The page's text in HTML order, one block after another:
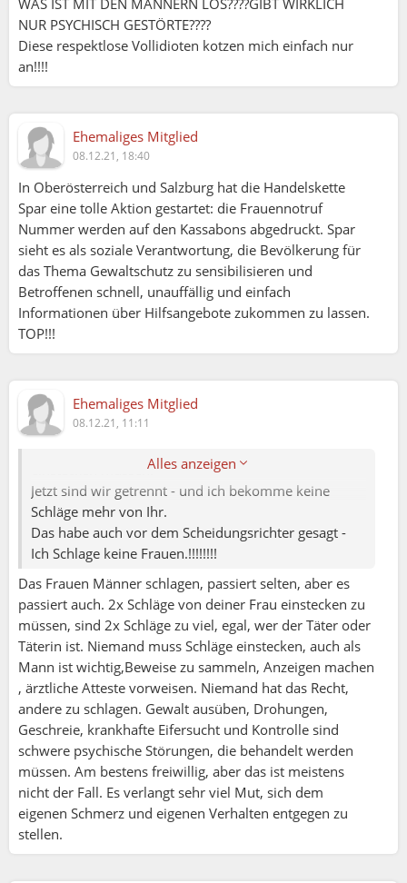
WAS IST MIT DEN MÂNNERN LOS????GIBT WIRKLICH
NUR PSYCHISCH GESTÖRTE????
Diese respektlose Vollidioten kotzen mich einfach nur
an!!!!
Ehemaliges Mitglied
08.12.21, 18:40
In Oberösterreich und Salzburg hat die Handelskette
Spar eine tolle Aktion gestartet: die Frauennotruf
Nummer werden auf den Kassabons abgedruckt. Spar
sieht es als soziale Verantwortung, die Bevölkerung für
das Thema Gewaltschutz zu sensibilisieren und
Betroffenen schnell, unauffällig und einfach
Informationen über Hilfsangebote zukommen zu lassen.
TOP!!!
Ehemaliges Mitglied
08.12.21, 11:11
Alles anzeigen
Herbert Paddler (07.12.2021 19:30):
wenn Frauen - Männer schlagen.
Kann zwar einige Kampfsport Arten - Beschütze
Frauen im Urlaub im Ausland.
einstecken müssen.
Jetzt sind wir getrennt - und ich bekomme keine
Schläge mehr von Ihr.
Das habe auch vor dem Scheidungsrichter gesagt -
Ich Schlage keine Frauen.!!!!!!!!
Das Frauen Männer schlagen, passiert selten, aber es
passiert auch. 2x Schläge von deiner Frau einstecken zu
müssen, sind 2x Schläge zu viel, egal, wer der Täter oder
Täterin ist. Niemand muss Schläge einstecken, auch als
Mann ist wichtig,Beweise zu sammeln, Anzeigen machen
, ärztliche Atteste vorweisen. Niemand hat das Recht,
andere zu schlagen. Gewalt ausüben, Drohungen,
Geschreie, krankhafte Eifersucht und Kontrolle sind
schwere psychische Störungen, die behandelt werden
müssen. Am bestens freiwillig, aber das ist meistens
nicht der Fall. Es verlangt sehr viel Mut, sich dem
eigenen Schmerz und eigenen Verhalten entgegen zu
stellen.